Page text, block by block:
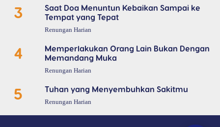
3
Saat Doa Menuntun Kebaikan Sampai ke
Tempat yang Tepat
Renungan Harian
4
Memperlakukan Orang Lain Bukan Dengan
Memandang Muka
Renungan Harian
5 Tuhan yang Menyembuhkan Sakitmu
Renungan Harian